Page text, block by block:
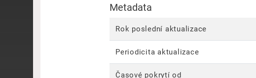
Metadata
Rok poslední aktualizace
Periodicita aktualizace
Časové pokrytí od